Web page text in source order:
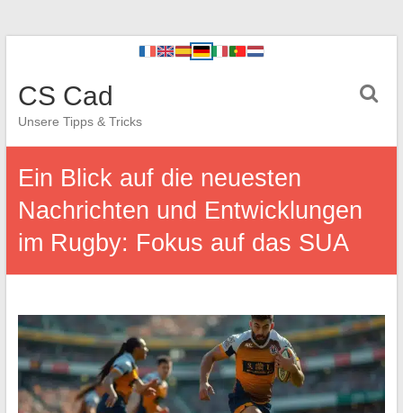
CS Cad
Unsere Tipps & Tricks
Ein Blick auf die neuesten
Nachrichten und Entwicklungen
im Rugby: Fokus auf das SUA